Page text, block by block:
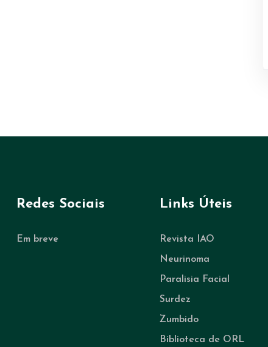
Redes Sociais
Em breve
Links Úteis
Revista IAO
Neurinoma
Paralisia Facial
Surdez
Zumbido
Biblioteca de ORL